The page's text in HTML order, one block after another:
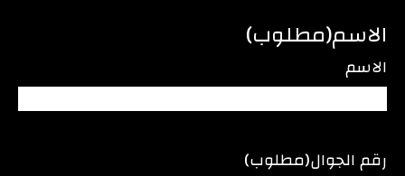
الاسم(مطلوب)
الاسم
رقم الجوال(مطلوب)